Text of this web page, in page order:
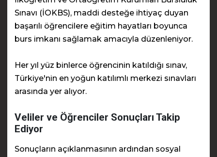
Sınavı (İOKBS), maddi desteğe ihtiyaç duyan
başarılı öğrencilere eğitim hayatları boyunca
burs imkanı sağlamak amacıyla düzenleniyor.
Her yıl yüz binlerce öğrencinin katıldığı sınav,
Türkiye'nin en yoğun katılımlı merkezi sınavları
arasında yer alıyor.
Veliler ve Öğrenciler Sonuçları Takip
Ediyor
Sonuçların açıklanmasının ardından sosyal